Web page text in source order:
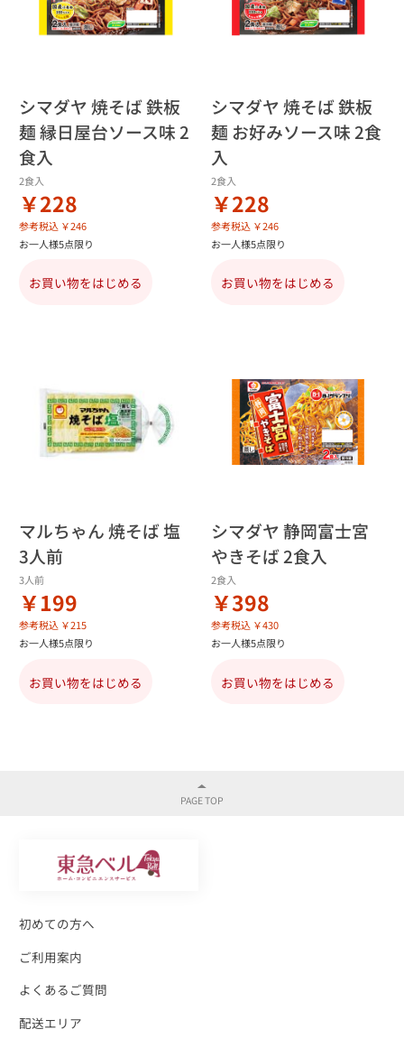
シマダヤ 焼そば 鉄板
麺 縁日屋台ソース味 2
食入
2食入
￥228
参考税込 ￥246
お一人様5点限り
お買い物をはじめる
シマダヤ 焼そば 鉄板
麺 お好みソース味 2食
入
2食入
￥228
参考税込 ￥246
お一人様5点限り
お買い物をはじめる
マルちゃん 焼そば 塩
3人前
3人前
￥199
参考税込 ￥215
お一人様5点限り
お買い物をはじめる
シマダヤ 静岡富士宮
やきそば 2食入
2食入
￥398
参考税込 ￥430
お一人様5点限り
お買い物をはじめる
初めての方へ
ご利用案内
よくあるご質問
配送エリア